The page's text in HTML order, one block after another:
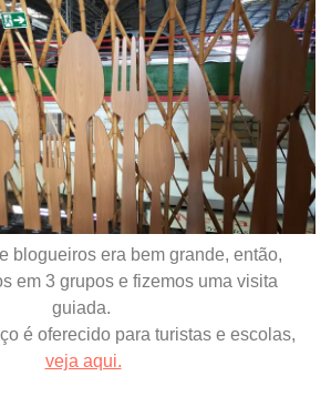
blogueiros era bem grande, então,
em 3 grupos e fizemos uma visita
guiada.
é oferecido para turistas e escolas,
veja aqui.